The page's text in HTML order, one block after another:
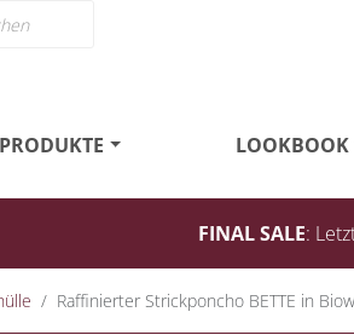
PRODUKTE LOOKBOOK
FINAL SALE:
Raffinierter Strickponcho BETTE in